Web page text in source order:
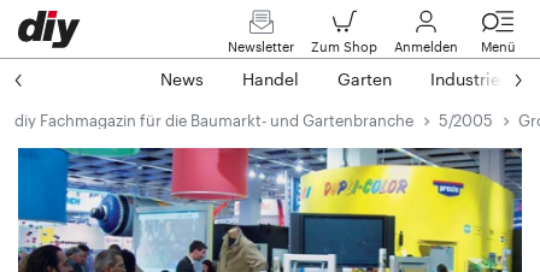
Newsletter Zum Shop Anmelden Menü
News Handel Garten Industrie
diy Fachmagazin für die Baumarkt- und Gartenbranche 5/2005